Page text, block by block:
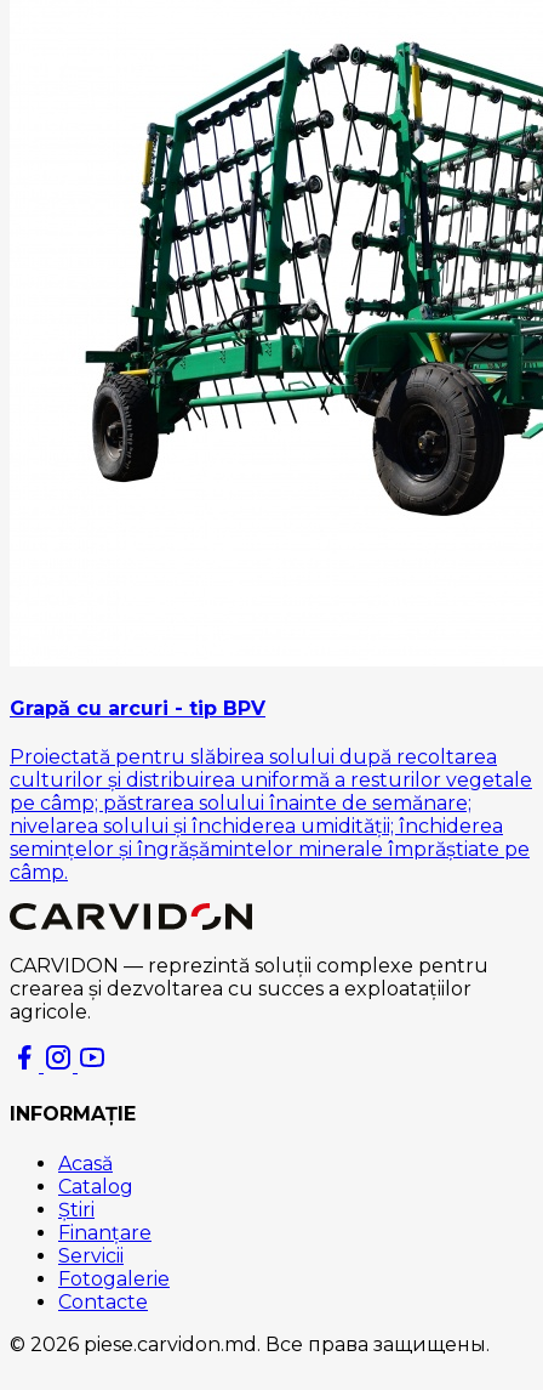
Grapă cu arcuri - tip BPV
Proiectată pentru slăbirea solului după recoltarea
culturilor și distribuirea uniformă a resturilor vegetale
pe câmp; păstrarea solului înainte de semănare;
nivelarea solului și închiderea umidității; închiderea
semințelor și îngrășămintelor minerale împrăștiate pe
câmp.
CARVIDON — reprezintă soluții complexe pentru
crearea și dezvoltarea cu succes a exploatațiilor
agricole.
INFORMAȚIE
Acasă
Catalog
Știri
Finanțare
Servicii
Fotogalerie
Contacte
© 2026 piese.carvidon.md. Все права защищены.